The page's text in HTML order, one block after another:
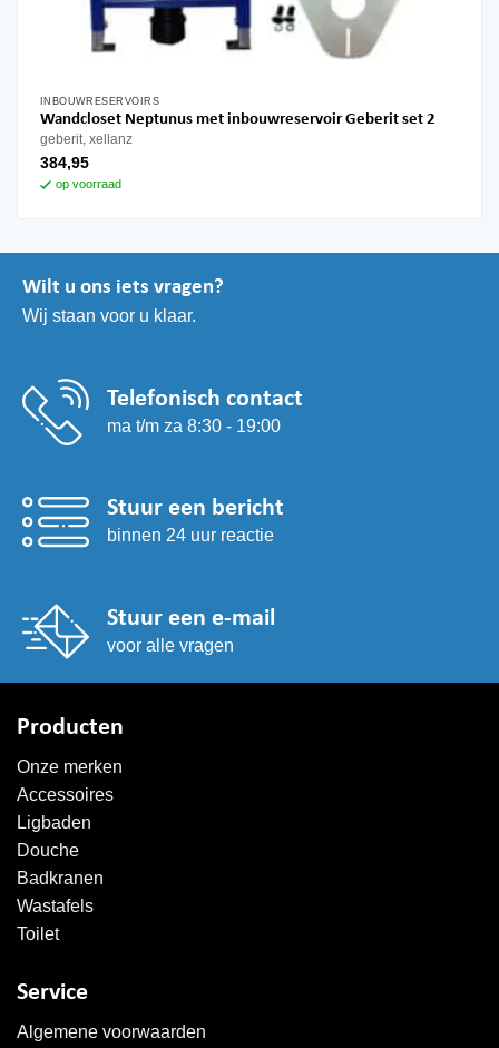
INBOUWRESERVOIRS
Wandcloset Neptunus met inbouwreservoir Geberit set 2
geberit, xellanz
384,95
op voorraad
Wilt u ons iets vragen?
Wij staan voor u klaar.
Telefonisch contact
ma t/m za 8:30 - 19:00
Stuur een bericht
binnen 24 uur reactie
Stuur een e-mail
voor alle vragen
Producten
Onze merken
Accessoires
Ligbaden
Douche
Badkranen
Wastafels
Toilet
Service
Algemene voorwaarden